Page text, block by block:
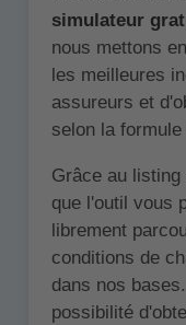
simulateur
nous mettons
les meilleures
assureurs et
selon la
Grâce au
que l'outil vous
librement
conditions de
dans nos
possibilité